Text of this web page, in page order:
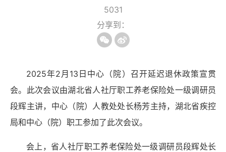
5031
分享到：
2025年2月13日中心（院）召开延迟退休政策宣贯
会。此次会议由湖北省人社厅职工养老保险处一级调研员
段辉主讲，中心（院）人教处处长杨芳主持，湖北省疾控
局和中心（院）职工参加了此次会议。
会上，省人社厅职工养老保险处一级调研员段辉处长